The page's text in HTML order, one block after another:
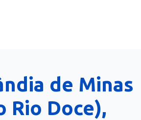
de Minas
Rio Doce),